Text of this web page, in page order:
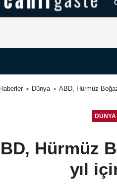
Haberleri Can Radyo Dinle
Haberler Dünya ABD, Hürmüz
DÜNYA
Hürmüz
yıl